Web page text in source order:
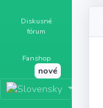
Diskusné
fórum
Fanshop
nové